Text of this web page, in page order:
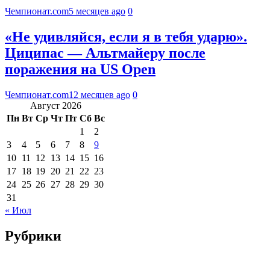
Чемпионат.com5 месяцев ago 0
«Не удивляйся, если я в тебя ударю».
Циципас — Альтмайеру после
поражения на US Open
Чемпионат.com12 месяцев ago 0
Август 2026
Пн Вт Ср Чт Пт Сб Вс
1
2
3
4 5 6 7 8
9
10 11 12 13 14 15 16
17 18 19 20 21 22 23
24 25 26 27 28 29 30
31
« Июл
Рубрики